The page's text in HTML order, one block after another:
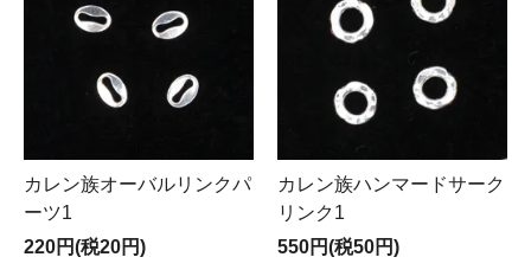
カレン族オーバルリンクパ
ーツ1
220円(税20円)
カレン族ハンマードサーク
リンク1
550円(税50円)